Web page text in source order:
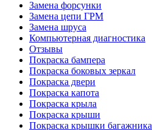
Замена форсунки
Замена цепи ГРМ
Замена шруса
Компьютерная диагностика
Отзывы
Покраска бампера
Покраска боковых зеркал
Покраска двери
Покраска капота
Покраска крыла
Покраска крыши
Покраска крышки багажника